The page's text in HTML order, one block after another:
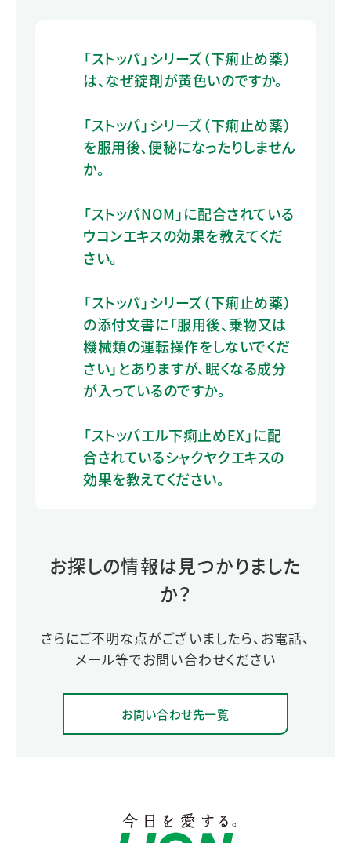
「ストッパ」シリーズ（下痢止め薬）
は、なぜ錠剤が黄色いのですか。
「ストッパ」シリーズ（下痢止め薬）
を服用後、便秘になったりしません
か。
「ストッパNOM」に配合されている
ウコンエキスの効果を教えてくだ
さい。
「ストッパ」シリーズ（下痢止め薬）
の添付文書に「服用後、乗物又は
機械類の運転操作をしないでくだ
さい」とありますが、眠くなる成分
が入っているのですか。
「ストッパエル下痢止めEX」に配
合されているシャクヤクエキスの
効果を教えてください。
お探しの情報は見つかりました
か？
さらにご不明な点がございましたら、お電話、
メール等でお問い合わせください
お問い合わせ先一覧